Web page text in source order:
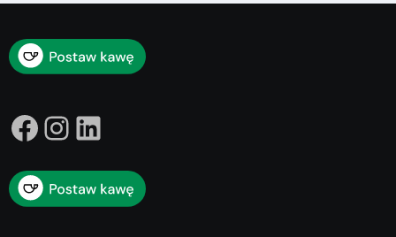
Facebook
Instagram
LinkedIn